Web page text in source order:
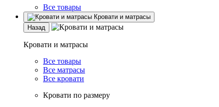
Все товары
Кровати и матрасы
Назад
Кровати и матрасы
Все товары
Все матрасы
Все кровати
Кровати по размеру